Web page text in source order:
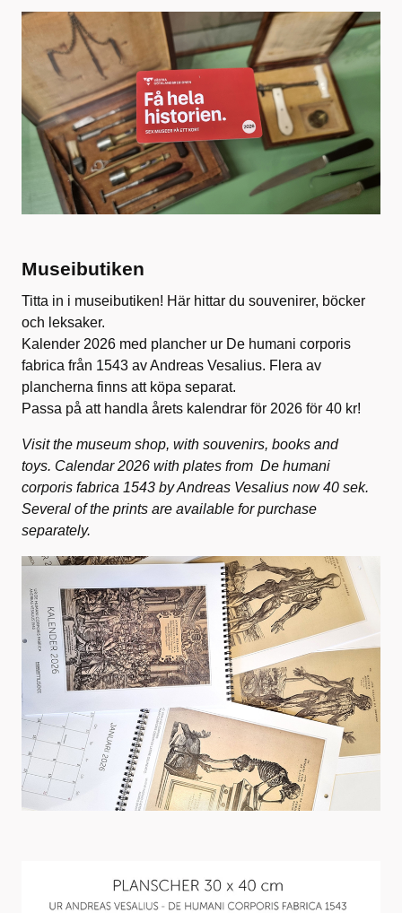
Museibutiken
Titta in i museibutiken! Här hittar du souvenirer, böcker
och leksaker.
Kalender 2026 med plancher ur De humani corporis
fabrica från 1543 av Andreas Vesalius. Flera av
plancherna finns att köpa separat.
Passa på att handla årets kalendrar för 2026 för 40 kr!
Visit the museum shop, with souvenirs, books and
toys. Calendar 2026 with plates from De humani
corporis fabrica 1543 by Andreas Vesalius now 40 sek.
Several of the prints are available for purchase
separately.